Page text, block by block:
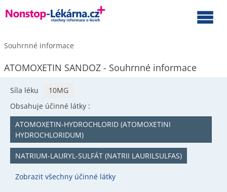
Souhrnné informace
ATOMOXETIN SANDOZ - Souhrnné informace
Síla léku
10MG
Obsahuje účinné látky :
ATOMOXETIN-HYDROCHLORID (ATOMOXETINI
HYDROCHLORIDUM)
NATRIUM-LAURYL-SULFÁT (NATRII LAURILSULFAS)
Zobrazit všechny účinné látky